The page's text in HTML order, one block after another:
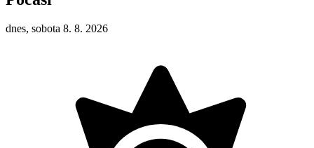
dnes, sobota 8. 8. 2026